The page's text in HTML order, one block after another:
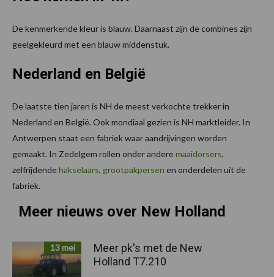
De kenmerkende kleur is blauw. Daarnaast zijn de combines zijn
geelgekleurd met een blauw middenstuk.
Nederland en België
De laatste tien jaren is NH de meest verkochte trekker in
Nederland en België. Ook mondiaal gezien is NH marktleider. In
Antwerpen staat een fabriek waar aandrijvingen worden
gemaakt. In Zedelgem rollen onder anderemaaidorsers,
zelfrijdendehakselaars, grootpakpersen en onderdelen uit de
fabriek.
Meer nieuws over New Holland
13 mei
Meer pk's met de New
Holland T7.210